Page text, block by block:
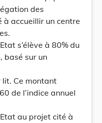
des
accueillir un centre
s’élève à 80% du
basé sur un
lit. Ce montant
de l’indice annuel
au projet cité à